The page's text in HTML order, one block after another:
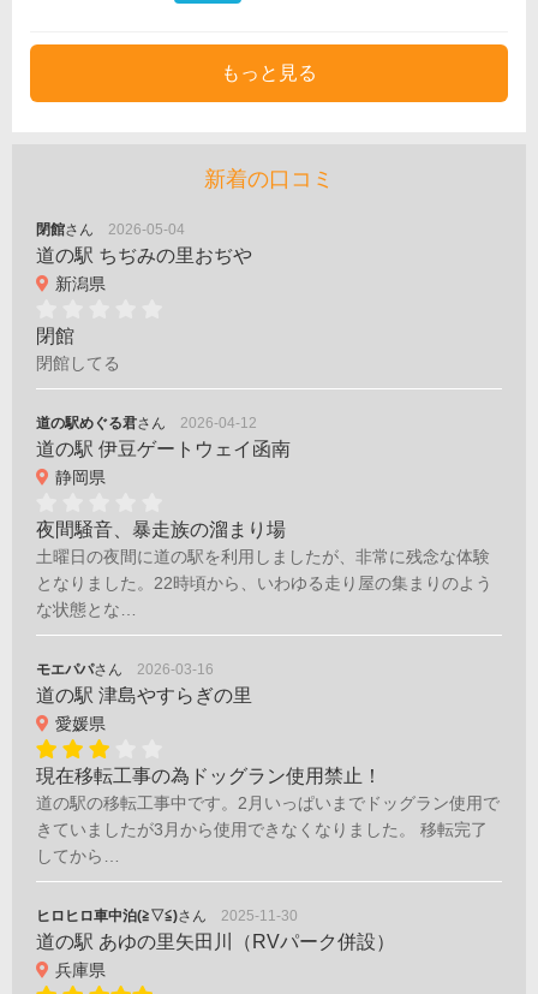
もっと見る
新着の口コミ
閉館さん 2026-05-04
道の駅 ちぢみの里おぢや
新潟県
閉館
閉館してる
道の駅めぐる君さん 2026-04-12
道の駅 伊豆ゲートウェイ函南
静岡県
夜間騒音、暴走族の溜まり場
土曜日の夜間に道の駅を利用しましたが、非常に残念な体験
となりました。22時頃から、いわゆる走り屋の集まりのよう
な状態とな…
モエパパさん 2026-03-16
道の駅 津島やすらぎの里
愛媛県
現在移転工事の為ドッグラン使用禁止！
道の駅の移転工事中です。2月いっぱいまでドッグラン使用で
きていましたが3月から使用できなくなりました。 移転完了
してから…
ヒロヒロ車中泊(≧▽≦)さん 2025-11-30
道の駅 あゆの里矢田川（RVパーク併設）
兵庫県